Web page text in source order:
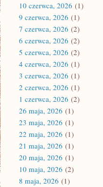
10 czerwca, 2026 (1)
9 czerwca, 2026 (1)
7 czerwca, 2026 (2)
6 czerwca, 2026 (2)
5 czerwca, 2026 (2)
4 czerwca, 2026 (1)
3 czerwca, 2026 (1)
2 czerwca, 2026 (1)
1 czerwca, 2026 (2)
26 maja, 2026 (1)
23 maja, 2026 (1)
22 maja, 2026 (1)
21 maja, 2026 (1)
20 maja, 2026 (1)
10 maja, 2026 (2)
8 maja, 2026 (1)